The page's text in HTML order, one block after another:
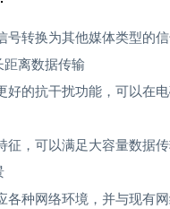
号转换为其他媒体类型的
离数据传输
的抗干扰功能，可以在
，可以满足大容量数据
各种网络环境，并与现有